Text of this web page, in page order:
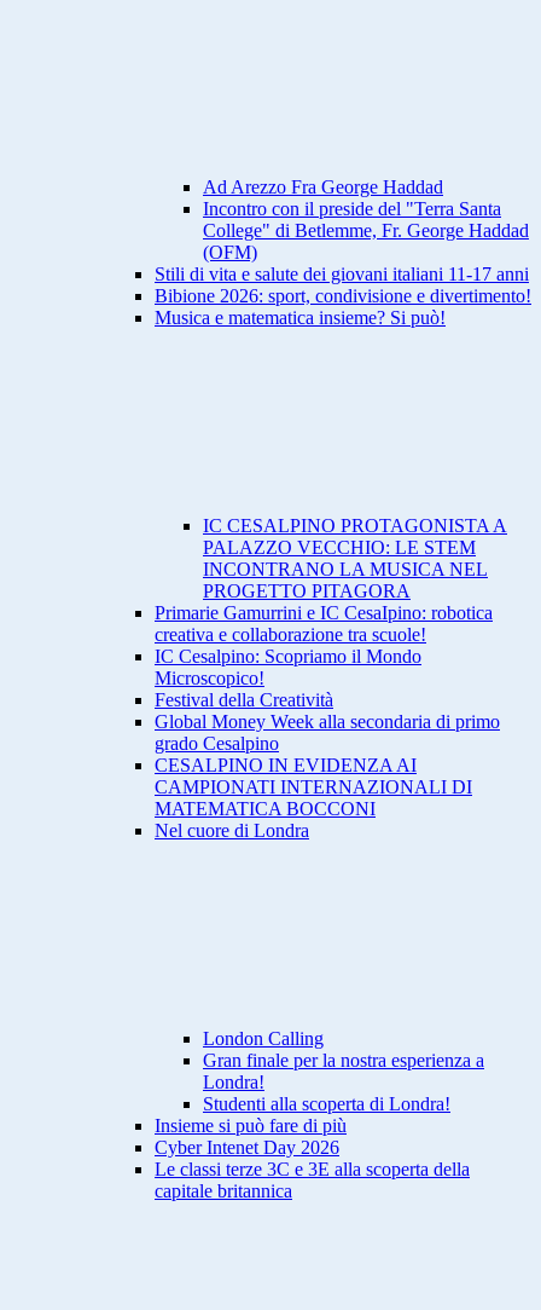
Ad Arezzo Fra George Haddad
Incontro con il preside del "Terra Santa
College" di Betlemme, Fr. George Haddad
(OFM)
Stili di vita e salute dei giovani italiani 11-17 anni
Bibione 2026: sport, condivisione e divertimento!
Musica e matematica insieme? Si può!
IC CESALPINO PROTAGONISTA A
PALAZZO VECCHIO: LE STEM
INCONTRANO LA MUSICA NEL
PROGETTO PITAGORA
Primarie Gamurrini e IC CesaIpino: robotica
creativa e collaborazione tra scuole!
IC Cesalpino: Scopriamo il Mondo
Microscopico!
Festival della Creatività
Global Money Week alla secondaria di primo
grado Cesalpino
CESALPINO IN EVIDENZA AI
CAMPIONATI INTERNAZIONALI DI
MATEMATICA BOCCONI
Nel cuore di Londra
London Calling
Gran finale per la nostra esperienza a
Londra!
Studenti alla scoperta di Londra!
Insieme si può fare di più
Cyber Intenet Day 2026
Le classi terze 3C e 3E alla scoperta della
capitale britannica